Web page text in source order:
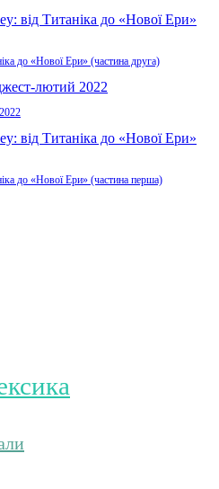
до «Нової Ери» (частина друга)
до «Нової Ери» (частина перша)